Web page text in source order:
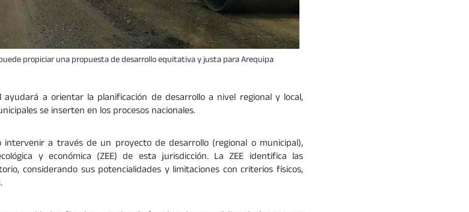
propiciar una propuesta de desarrollo equitativa y justa para Arequipa
a orientar la planificación de desarrollo a nivel regional y local,
se inserten en los procesos nacionales.
a través de un proyecto de desarrollo (regional o municipal),
y económica (ZEE) de esta jurisdicción. La ZEE identifica las
considerando sus potencialidades y limitaciones con criterios físicos,